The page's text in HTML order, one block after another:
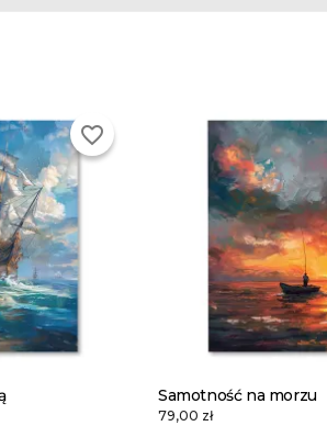
favorite_border
Samotność na morzu
79,00 zł